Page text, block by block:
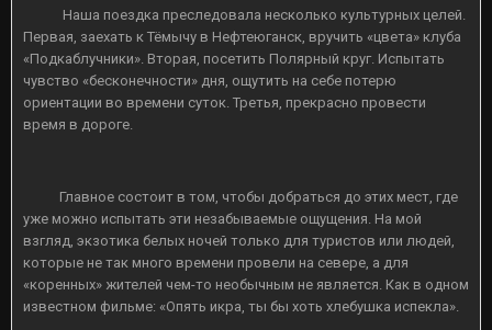
Наша поездка преследовала несколько культурных целей.
Первая, заехать к Тёмычу в Нефтеюганск, вручить «цвета» клуба
«Подкаблучники». Вторая, посетить Полярный круг. Испытать
чувство «бесконечности» дня, ощутить на себе потерю
ориентации во времени суток. Третья, прекрасно провести
время в дороге.
Главное состоит в том, чтобы добраться до этих мест, где
уже можно испытать эти незабываемые ощущения. На мой
взгляд, экзотика белых ночей только для туристов или людей,
которые не так много времени провели на севере, а для
«коренных» жителей чем-то необычным не является. Как в одном
известном фильме: «Опять икра, ты бы хоть хлебушка испекла».